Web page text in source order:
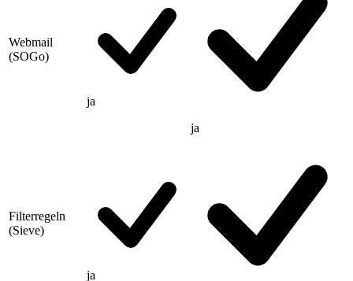
Webmail
(SOGo)
ja
ja
Filterregeln
(Sieve)
ja